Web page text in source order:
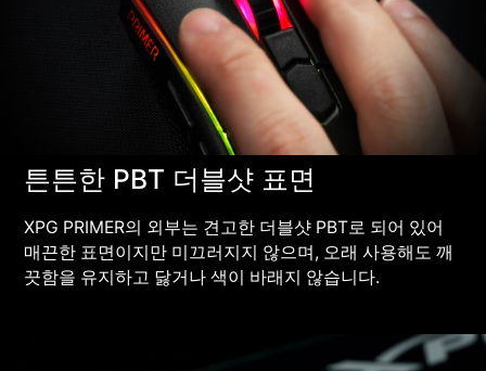
튼튼한 PBT 더블샷 표면
XPG PRIMER의 외부는 견고한 더블샷 PBT로 되어 있어
매끈한 표면이지만 미끄러지지 않으며, 오래 사용해도 깨
끗함을 유지하고 닳거나 색이 바래지 않습니다.